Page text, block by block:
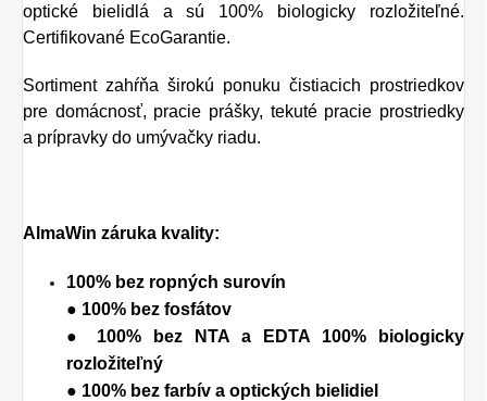
optické bielidlá a sú 100% biologicky rozložiteľné.
Certifikované EcoGarantie.
Sortiment zahŕňa širokú ponuku čistiacich prostriedkov
pre domácnosť, pracie prášky, tekuté pracie prostriedky
a prípravky do umývačky riadu.
AlmaWin záruka kvality:
100% bez ropných surovín
● 100% bez fosfátov
● 100% bez NTA a EDTA 100% biologicky
rozložiteľný
● 100% bez farbív a optických bielidiel